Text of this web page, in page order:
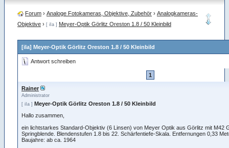
Forum › Analoge Fotokameras, Objektive, Zubehör › Analogkameras-
Objektive › [ iIa ] Meyer-Optik Görlitz Oreston 1.8 / 50 Kleinbild
[iIa] Meyer-Optik Görlitz Oreston 1.8 / 50 Kleinbild
Antwort schreiben
1
Rainer
Administrator
[ iIa ] Meyer-Optik Görlitz Oreston 1.8 / 50 Kleinbild
Hallo zusammen,
ein lichtstarkes Standard-Objektiv (6 Linsen) von Meyer Optik aus Görlitz mit M42
Springblende. Blendenstufen 1.8 bis 22. Schärfentiefe-Skala. Entfernungen 0,33
Baujahre: ab ca. 1964